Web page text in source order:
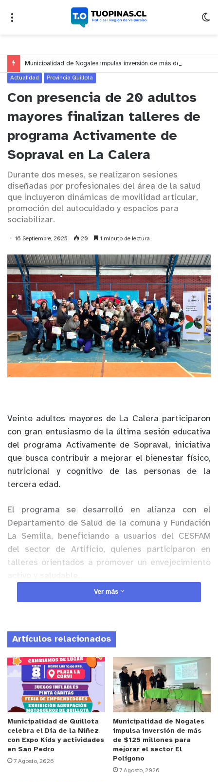
Actualidad Provincia Quillota
Con presencia de 20 adultos
mayores finalizan talleres de
programa Activamente de
Sopraval en La Calera
Durante dos meses, se realizaron sesiones
diseñadas por profesionales del área de la salud
que incluyeron dinámicas de movilidad articular,
promoción del autocuidado y espacios para
sociabilizar.
16 Septiembre, 2025 20 1 minuto de lectura
Veinte adultos mayores de La Calera participaron
con gran entusiasmo de la última sesión educativa
del programa Activamente de Sopraval, iniciativa
que busca contribuir a mejorar el bienestar físico,
nutricional y cognitivo de las personas de la
tercera edad.
El programa se desarrolló en alianza con el
Departamento de Salud de la comuna y Fundación
La Semilla, beneficiando a usuarios del CESFAM
del sector de Artificio, quienes participaron en
talleres orientados a promover un envejecimiento
Anuncio Patrocinado
diseñadas por profesionales del área de la salud
que incluyeron dinámicas de movilidad articular,
promoción del autocuidado y espacios para
sociabilizar, favoreciendo el bienestar integral de
los participantes.
En el marco del cierre de los talleres, el
coordinador de programas de intervención de
Sopraval, Matías Torres, valoró la motivación de
los adultos mayores por mejorar su calidad de
vida.“Nos alegra ver el compromiso de los
participantes que asistieron a cada una de las
Ver más
Artículos relacionados
Municipalidad de Quillota
celebra el Día de la Niñez
con Expo Kids y actividades
en San Pedro
7 Agosto, 2026
Municipalidad de Nogales
impulsa inversión de más
de $125 millones para
mejorar el sector El
Polígono
7 Agosto, 2026